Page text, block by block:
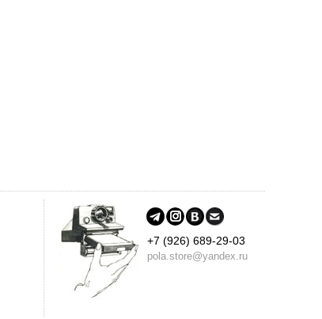
+7 (926) 689-29-03
pola.store@yandex.ru